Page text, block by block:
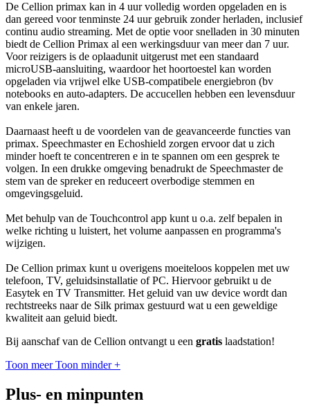
De Cellion primax kan in 4 uur volledig worden opgeladen en is
dan gereed voor tenminste 24 uur gebruik zonder herladen, inclusief
continu audio streaming. Met de optie voor snelladen in 30 minuten
biedt de Cellion Primax al een werkingsduur van meer dan 7 uur.
Voor reizigers is de oplaadunit uitgerust met een standaard
microUSB-aansluiting, waardoor het hoortoestel kan worden
opgeladen via vrijwel elke USB-compatibele energiebron (bv
notebooks en auto-adapters. De accucellen hebben een levensduur
van enkele jaren.
Daarnaast heeft u de voordelen van de geavanceerde functies van
primax. Speechmaster en Echoshield zorgen ervoor dat u zich
minder hoeft te concentreren e in te spannen om een gesprek te
volgen. In een drukke omgeving benadrukt de Speechmaster de
stem van de spreker en reduceert overbodige stemmen en
omgevingsgeluid.
Met behulp van de Touchcontrol app kunt u o.a. zelf bepalen in
welke richting u luistert, het volume aanpassen en programma's
wijzigen.
De Cellion primax kunt u overigens moeiteloos koppelen met uw
telefoon, TV, geluidsinstallatie of PC. Hiervoor gebruikt u de
Easytek en TV Transmitter. Het geluid van uw device wordt dan
rechtstreeks naar de Silk primax gestuurd wat u een geweldige
kwaliteit aan geluid biedt.
Bij aanschaf van de Cellion ontvangt u een gratis laadstation!
Toon meer Toon minder +
Plus- en minpunten